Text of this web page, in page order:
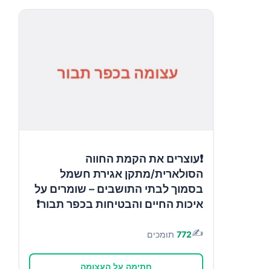
❗עוצרים את הקמת החווה
הסולארית/מתקן אגירת חשמל
בסמוך לבתי התושבים – שומרים על
איכות החיים והבטיחות בכפר תבור❗
✍️
772 תומכים
חתימה על העצומה